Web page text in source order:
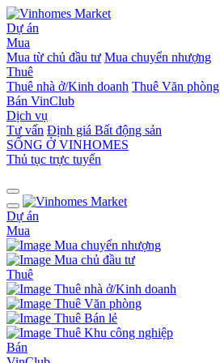
Dự án
Mua
Mua từ chủ đầu tư Mua chuyển nhượng
Thuê
Thuê nhà ở/Kinh doanh Thuê Văn phòng
Bán VinClub
Dịch vụ
Tư vấn Định giá Bất động sản
SỐNG Ở VINHOMES
Thủ tục trực tuyến
Dự án
Mua
Mua chuyển nhượng
Mua chủ đầu tư
Thuê
Thuê nhà ở/Kinh doanh
Thuê Văn phòng
Thuê Bán lẻ
Thuê Khu công nghiệp
Bán